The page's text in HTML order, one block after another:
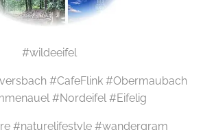
#wildeeifel
#CafeFlink #Obermaubach
#Nordeifel #Eifelig
#naturelifestyle #wandergram